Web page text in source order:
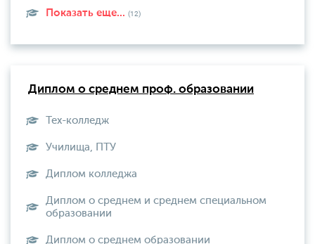
Показать еще... (12)
Диплом о среднем проф. образовании
Тех-колледж
Училища, ПТУ
Диплом колледжа
Диплом о среднем и среднем специальном
образовании
Диплом о среднем образовании